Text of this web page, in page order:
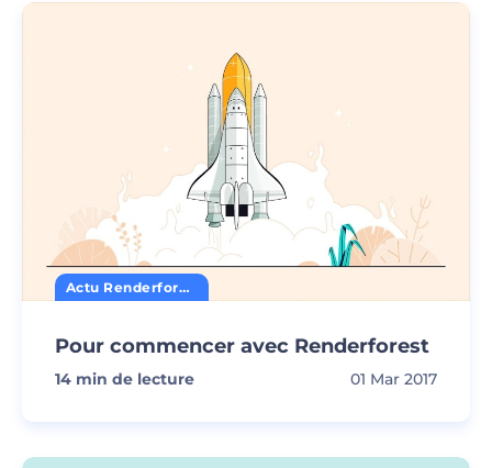
Actu Renderforest
Pour commencer avec Renderforest
14 min de lecture 01 Mar 2017